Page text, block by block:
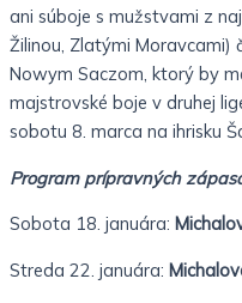
ani súboje s mužstvami z
Žilinou, Zlatými Moravcami)
Nowym Saczom, ktorý by
majstrovské boje v druhej
sobotu 8. marca na ihrisku
Program prípravných
Sobota 18. januára:
Streda 22. januára: